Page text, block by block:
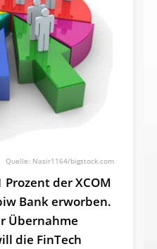
Nasir1164/bigstock.com
der XCOM
Bank erworben.
Übernahme
die FinTech